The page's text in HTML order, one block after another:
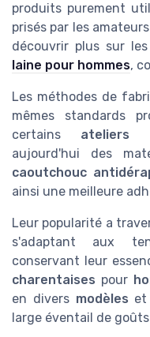
produits purement
prisés par les
découvrir plus sur
laine pour hommes,
Les méthodes de
mêmes standards
certains ateliers
aujourd'hui des
caoutchouc
ainsi une meilleure
Leur popularité a
s'adaptant aux
conservant leur
charentaises pour
en divers modèles et
large éventail de